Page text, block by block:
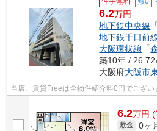
6.2万円
地下鉄中央線
地下鉄千日前
大阪環状線 「
築10年 / 26.72
大阪府大阪市
当店、賃貸Freeは全物件紹介料0円でござい
6.2万円 (
敷金 0ヶ